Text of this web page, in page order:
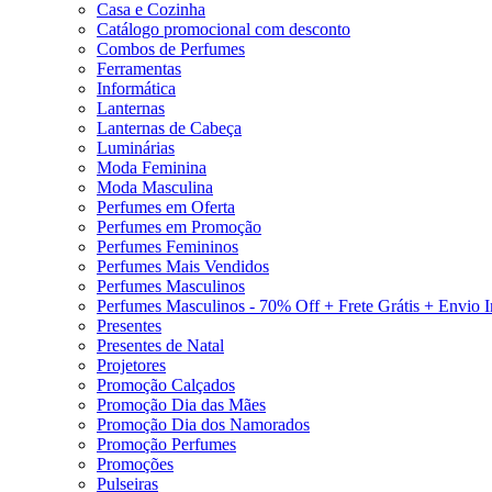
Casa e Cozinha
Catálogo promocional com desconto
Combos de Perfumes
Ferramentas
Informática
Lanternas
Lanternas de Cabeça
Luminárias
Moda Feminina
Moda Masculina
Perfumes em Oferta
Perfumes em Promoção
Perfumes Femininos
Perfumes Mais Vendidos
Perfumes Masculinos
Perfumes Masculinos - 70% Off + Frete Grátis + Envio
Presentes
Presentes de Natal
Projetores
Promoção Calçados
Promoção Dia das Mães
Promoção Dia dos Namorados
Promoção Perfumes
Promoções
Pulseiras